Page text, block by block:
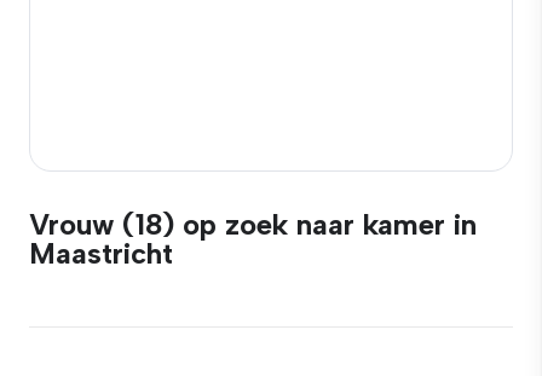
Vrouw (18) op zoek naar kamer in
Maastricht